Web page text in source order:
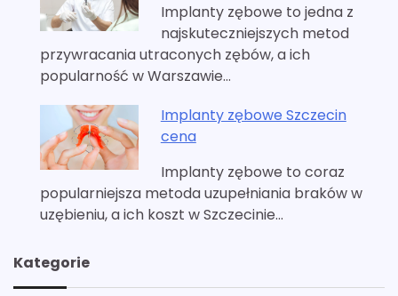
Implanty zębowe to jedna z
najskuteczniejszych metod
przywracania utraconych zębów, a ich
popularność w Warszawie…
Implanty zębowe Szczecin
cena
Implanty zębowe to coraz
popularniejsza metoda uzupełniania braków w
uzębieniu, a ich koszt w Szczecinie…
Kategorie